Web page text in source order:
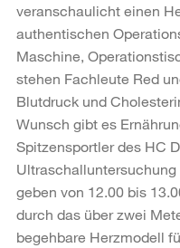
veranschaulicht einen
authentischen
Maschine,
stehen Fachleute Red
Blutdruck und
Wunsch gibt es
Spitzensportler des HC
Ultraschalluntersuchung
geben von 12.00 bis
durch das über zwei
begehbare Herzmodell